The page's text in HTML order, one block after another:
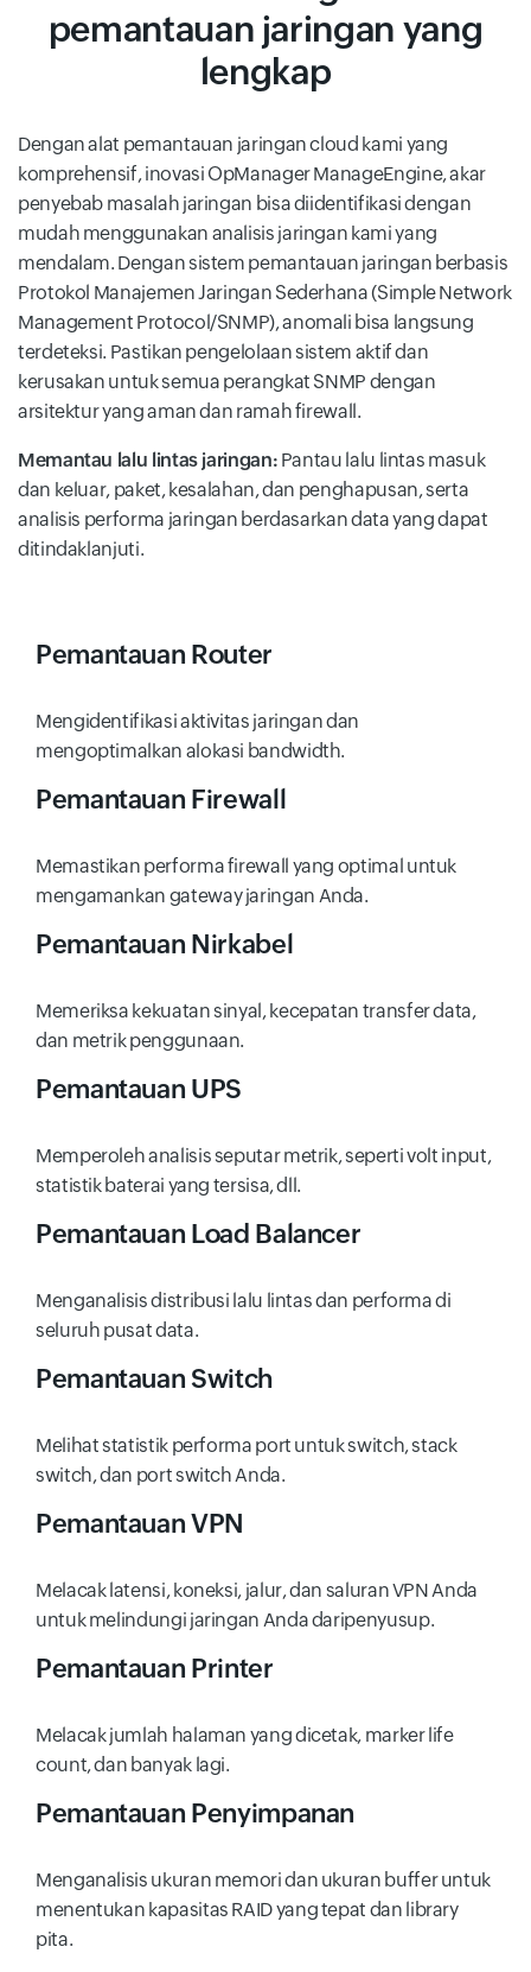
pemantauan jaringan yang
lengkap
Dengan alat pemantauan jaringan cloud kami yang
komprehensif, inovasi OpManager ManageEngine, akar
penyebab masalah jaringan bisa diidentifikasi dengan
mudah menggunakan analisis jaringan kami yang
mendalam. Dengan sistem pemantauan jaringan berbasis
Protokol Manajemen Jaringan Sederhana (Simple Network
Management Protocol/SNMP), anomali bisa langsung
terdeteksi. Pastikan pengelolaan sistem aktif dan
kerusakan untuk semua perangkat SNMP dengan
arsitektur yang aman dan ramah firewall.
Memantau lalu lintas jaringan: Pantau lalu lintas masuk
dan keluar, paket, kesalahan, dan penghapusan, serta
analisis performa jaringan berdasarkan data yang dapat
ditindaklanjuti.
Pemantauan Router
Mengidentifikasi aktivitas jaringan dan
mengoptimalkan alokasi bandwidth.
Pemantauan Firewall
Memastikan performa firewall yang optimal untuk
mengamankan gateway jaringan Anda.
Pemantauan Nirkabel
Memeriksa kekuatan sinyal, kecepatan transfer data,
dan metrik penggunaan.
Pemantauan UPS
Memperoleh analisis seputar metrik, seperti volt input,
statistik baterai yang tersisa, dll.
Pemantauan Load Balancer
Menganalisis distribusi lalu lintas dan performa di
seluruh pusat data.
Pemantauan Switch
Melihat statistik performa port untuk switch, stack
switch, dan port switch Anda.
Pemantauan VPN
Melacak latensi, koneksi, jalur, dan saluran VPN Anda
untuk melindungi jaringan Anda daripenyusup.
Pemantauan Printer
Melacak jumlah halaman yang dicetak, marker life
count, dan banyak lagi.
Pemantauan Penyimpanan
Menganalisis ukuran memori dan ukuran buffer untuk
menentukan kapasitas RAID yang tepat dan library
pita.